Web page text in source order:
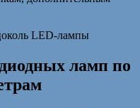
ламп по